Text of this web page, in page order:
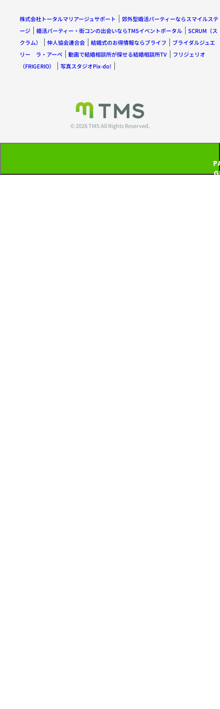
株式会社トータルマリアージュサポート
郊外型婚活パーティーならスマイルステ
ージ
婚活パーティー・街コンの出会いならTMSイベントポータル
SCRUM（ス
クラム）
仲人協会連合会 結婚式のお得情報ならブライフ
ブライダルジュエ
リー ラ・アーペ
動画で結婚相談所が探せる結婚相談所TV
フリジェリオ
（FRIGERIO）
写真スタジオPix-do!
© 2026 TMS All Rights Reserved.